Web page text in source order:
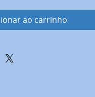
ao carrinho